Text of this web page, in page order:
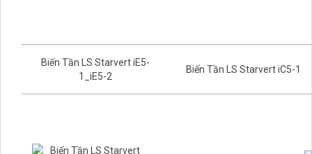
Biến Tần LS Starvert iE5-
1_iE5-2
Biến Tần LS Starvert iC5-1